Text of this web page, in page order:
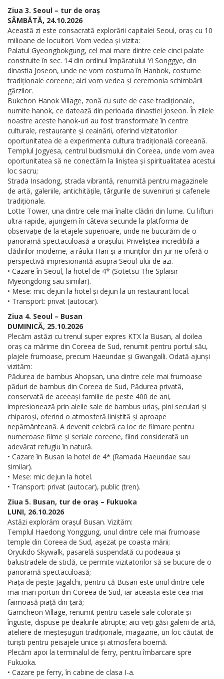
Ziua 3. Seoul – tur de oraș
SÂMBĂTĂ, 24.10.2026
Această zi este consacrată explorării capitalei Seoul, oraș cu 10
milioane de locuitori. Vom vedea și vizita:
Palatul Gyeongbokgung, cel mai mare dintre cele cinci palate
construite în sec. 14 din ordinul împăratului Yi Songgye, din
dinastia Joseon, unde ne vom costuma în Hanbok, costume
tradiționale coreene; aici vom vedea și ceremonia schimbării
gărzilor.
Bukchon Hanok Village, zonă cu sute de case tradiționale,
numite hanok, ce datează din perioada dinastiei Joseon. În zilele
noastre aceste hanok-uri au fost transformate în centre
culturale, restaurante și ceainării, oferind vizitatorilor
oportunitatea de a experimenta cultura tradițională coreeană.
Templul Jogyesa, centrul budismului din Coreea, unde vom avea
oportunitatea să ne conectăm la liniștea și spiritualitatea acestui
loc sacru;
Strada Insadong, strada vibrantă, renumită pentru magazinele
de artă, galeriile, antichitățile, târgurile de suveniruri și cafenele
tradiționale.
Lotte Tower, una dintre cele mai înalte clădiri din lume. Cu lifturi
ultra-rapide, ajungem în câteva secunde la platforma de
observație de la etajele superioare, unde ne bucurăm de o
panoramă spectaculoasă a orașului. Priveliștea incredibilă a
clădirilor moderne, a râului Han și a munților din jur ne oferă o
perspectivă impresionantă asupra Seoul-ului de azi.
• Cazare în Seoul, la hotel de 4* (Sotetsu The Splaisir
Myeongdong sau similar).
• Mese: mic dejun la hotel și dejun la un restaurant local.
• Transport: privat (autocar).
Ziua 4. Seoul – Busan
DUMINICĂ, 25.10.2026
Plecăm astăzi cu trenul super expres KTX la Busan, al doilea
oraș ca mărime din Coreea de Sud, renumit pentru portul său,
plajele frumoase, precum Haeundae și Gwangalli. Odată ajunși
vizităm:
Pădurea de bambus Ahopsan, una dintre cele mai frumoase
păduri de bambus din Coreea de Sud, Pădurea privată,
conservată de aceeași familie de peste 400 de ani,
impresionează prin aleile sale de bambus uriaș, pini seculari și
chiparoși, oferind o atmosferă liniștită și aproape
nepământeană. A devenit celebră ca loc de filmare pentru
numeroase filme și seriale coreene, fiind considerată un
adevărat refugiu în natură.
• Cazare în Busan la hotel de 4* (Ramada Haeundae sau
similar).
• Mese: mic dejun la hotel.
• Transport: privat (autocar), public (tren).
Ziua 5. Busan, tur de oraș – Fukuoka
LUNI, 26.10.2026
Astăzi explorăm orașul Busan. Vizităm:
Templul Haedong Yonggung, unul dintre cele mai frumoase
temple din Coreea de Sud, așezat pe coasta mării;
Oryukdo Skywalk, pasarelă suspendată cu podeaua și
balustradele de sticlă, ce permite vizitatorilor să se bucure de o
panoramă spectaculoasă;
Piața de pește Jagalchi, pentru că Busan este unul dintre cele
mai mari porturi din Coreea de Sud, iar aceasta este cea mai
faimoasă piață din țară;
Gamcheon Village, renumit pentru casele sale colorate și
înguste, dispuse pe dealurile abrupte; aici veți găsi galerii de artă,
ateliere de meșteșuguri tradiționale, magazine, un loc căutat de
turiști pentru peisajele unice și atmosfera boemă.
Plecăm apoi la terminalul de ferry, pentru îmbarcare spre
Fukuoka.
• Cazare pe ferry, în cabine de clasa I-a.